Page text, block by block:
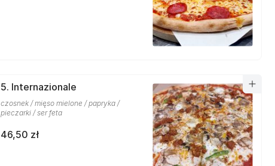
5. Internazionale
czosnek / mięso mielone / papryka /
pieczarki / ser feta
46,50 zł